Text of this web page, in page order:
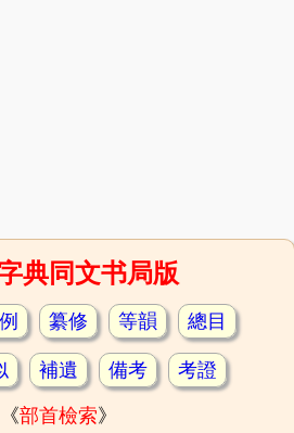
典同文书局版
纂修 等韻 總目
補遺 備考 考證
《部首檢索》